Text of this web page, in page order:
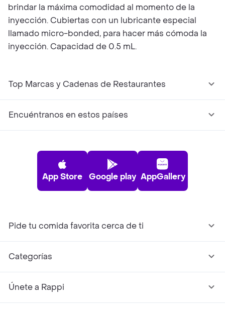
brindar la máxima comodidad al momento de la
inyección. Cubiertas con un lubricante especial
llamado micro-bonded, para hacer más cómoda la
inyección. Capacidad de 0.5 mL.
Top Marcas y Cadenas de Restaurantes
Encuéntranos en estos países
App Store Google play AppGallery
Pide tu comida favorita cerca de ti
Categorías
Únete a Rappi